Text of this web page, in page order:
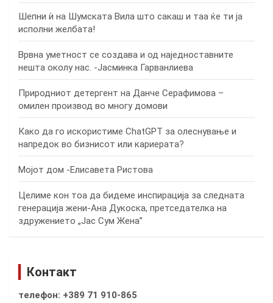
Шепни ѝ на Шумската Вила што сакаш и таа ќе ти ја
исполни желбата!
Врвна уметност се создава и од наједноставните
нешта околу нас. -Јасминка Гарванлиева
Природниот детергент на Данче Серафимова –
омилен производ во многу домови
Како да го искористиме ChatGPT за олеснување и
напредок во бизнисот или кариерата?
Мојот дом -Елисавета Ристова
Целиме кон тоа да бидеме инспирација за следната
генерација жени-Ана Дукоска, претседателка на
здружението „Јас Сум Жена”
Контакт
телефон: +389 71 910-865